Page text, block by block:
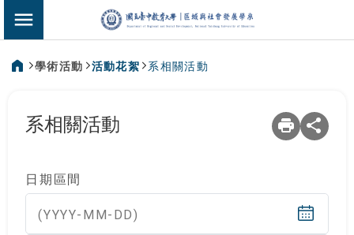
切換選單
學術活動 活動花絮 系相關活動
系相關活動
日期區間
(YYYY-MM-DD)